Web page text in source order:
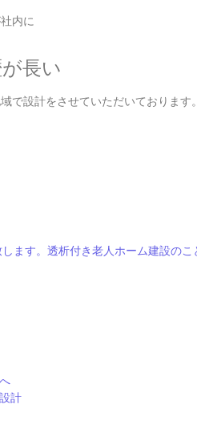
内に
長い
で設計をさせていただいております。
計